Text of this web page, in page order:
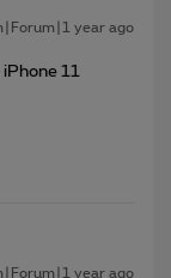
year ago
iPhone 11
year ago